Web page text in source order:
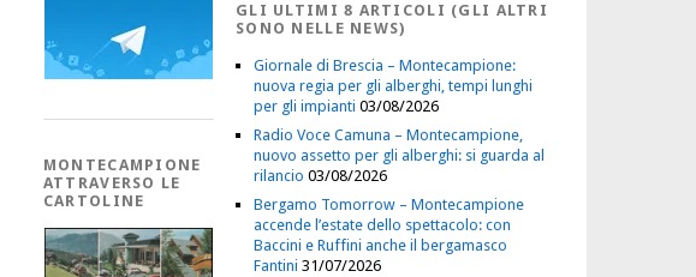
MONTECAMPIONE
ATTRAVERSO LE
CARTOLINE
GLI ULTIMI 8 ARTICOLI (GLI ALTRI
SONO NELLE NEWS)
Giornale di Brescia – Montecampione:
nuova regia per gli alberghi, tempi lunghi
per gli impianti 03/08/2026
Radio Voce Camuna – Montecampione,
nuovo assetto per gli alberghi: si guarda al
rilancio 03/08/2026
Bergamo Tomorrow – Montecampione
accende l’estate dello spettacolo: con
Baccini e Ruffini anche il bergamasco
Fantini 31/07/2026